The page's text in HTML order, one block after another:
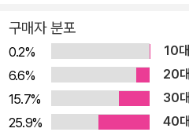
라 책에서 도피해야 한다. 《읽지 못하는 사람들》 속 독특한 사례
와 흥미로운 증언을 읽다 보면 읽
삼 깨닫게 된다. 지각, 언어처리,
느껴지는 단계 하나만 어그러져
최초로 난독증, 실독증, 과독증,
구매자 분포
0.2% 10대
6.6%
20대
15.7%
30대
25.9%
40대